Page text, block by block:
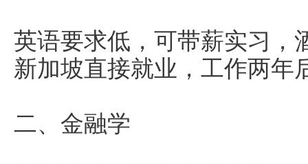
英语要求低，可带薪实习，
新加坡直接就业，工作两年
二、金融学